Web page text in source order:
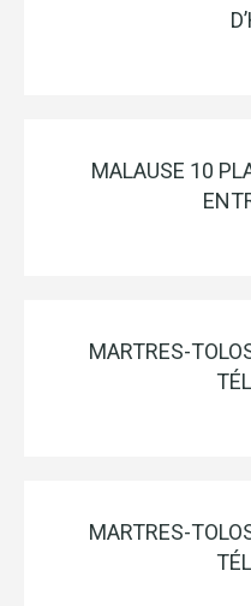
MALAUSE 10
MARTRES-
MARTRES-